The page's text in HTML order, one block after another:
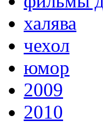
халява
чехол
юмор
2009
2010